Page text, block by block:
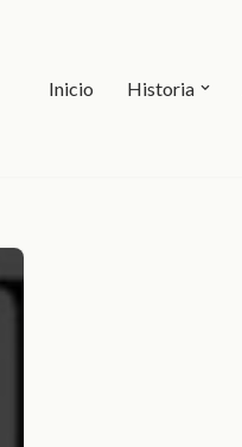
Inicio Historia